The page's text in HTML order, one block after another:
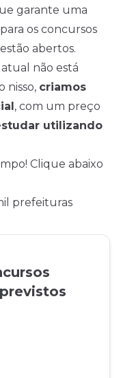
garante uma
os concursos
abertos.
não está
nisso, criamos
, com um preço
utilizando
Clique abaixo